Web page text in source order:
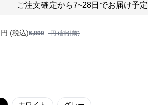
ご注文確定から7~28日でお届け予定
円 (税込)6,890 円 (割引前)